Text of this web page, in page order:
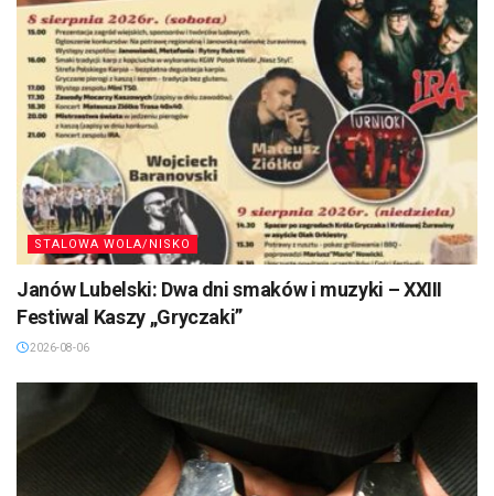
STALOWA WOLA/NISKO
Janów Lubelski: Dwa dni smaków i muzyki – XXIII
Festiwal Kaszy „Gryczaki”
2026-08-06